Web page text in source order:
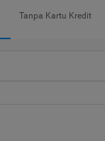
Tanpa Kartu Kredit